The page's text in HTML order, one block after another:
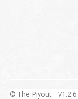
© The Piyout -